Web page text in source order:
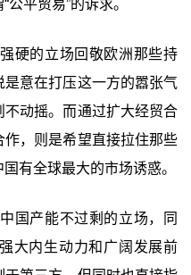
平贸易”的诉求。
硬的立场回敬欧洲那些持
意在打压这一方的嚣张气
动摇。而通过扩大经贸合
，则是希望直接拉住那些
有全球最大的市场诱惑。
国产能不过剩的立场，同
大内生动力和广阔发展前